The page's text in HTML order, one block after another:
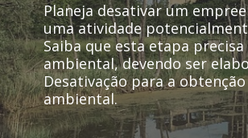
Planeja desativar um
uma atividade
Saiba que esta etapa
ambiental, devendo ser
Desativação para a
ambiental.